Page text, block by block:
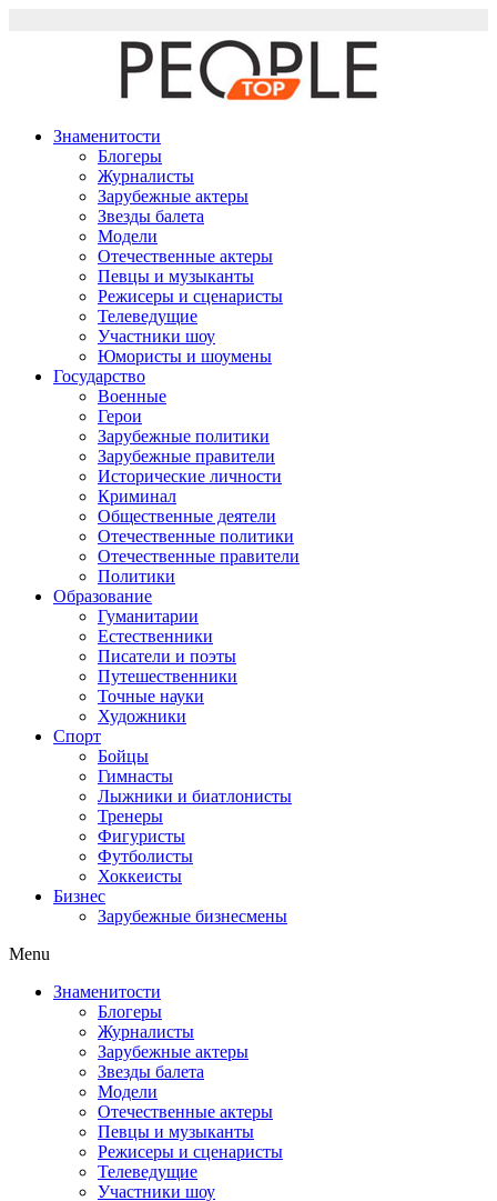
Знаменитости
Блогеры
Журналисты
Зарубежные актеры
Звезды балета
Модели
Отечественные актеры
Певцы и музыканты
Режисеры и сценаристы
Телеведущие
Участники шоу
Юмористы и шоумены
Государство
Военные
Герои
Зарубежные политики
Зарубежные правители
Исторические личности
Криминал
Общественные деятели
Отечественные политики
Отечественные правители
Политики
Образование
Гуманитарии
Естественники
Писатели и поэты
Путешественники
Точные науки
Художники
Спорт
Бойцы
Гимнасты
Лыжники и биатлонисты
Тренеры
Фигуристы
Футболисты
Хоккеисты
Бизнес
Зарубежные бизнесмены
Menu
Знаменитости
Блогеры
Журналисты
Зарубежные актеры
Звезды балета
Модели
Отечественные актеры
Певцы и музыканты
Режисеры и сценаристы
Телеведущие
Участники шоу